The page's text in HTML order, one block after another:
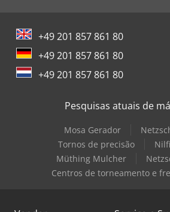
+49 201 857 861 80
+49 201 857 861 80
+49 201 857 861 80
Pesquisas atuais de
Mosa Gerador
Tornos de precisão
Müthing Mulcher
Centros de torneamento e